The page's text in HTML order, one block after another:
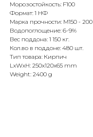
Морозостойкость: F100
Формат: 1 НФ
Марка прочности: М150 - 200
Водопоглощение: 6-9%
Вес поддона: 1 150 кг.
Кол.во в поддоне: 480 шт.
Тип товара: Кирпич
LxWxH: 250x120x65 mm
Weight: 2400 g